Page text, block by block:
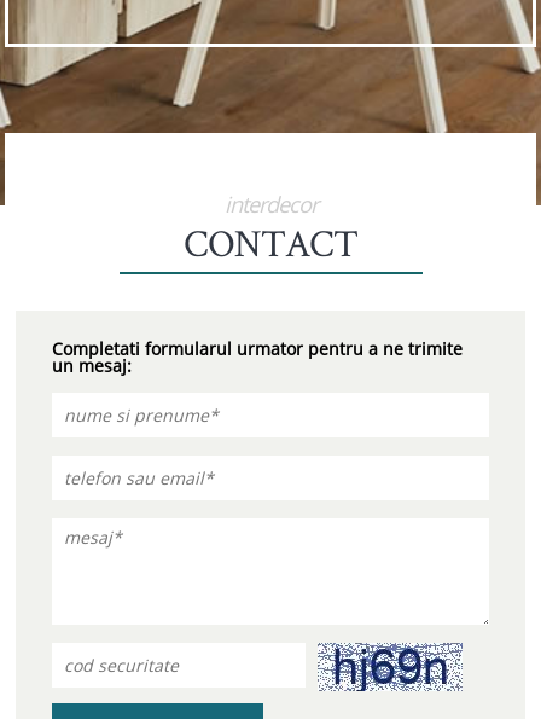
interdecor
CONTACT
Completati formularul urmator pentru a ne trimite
un mesaj: